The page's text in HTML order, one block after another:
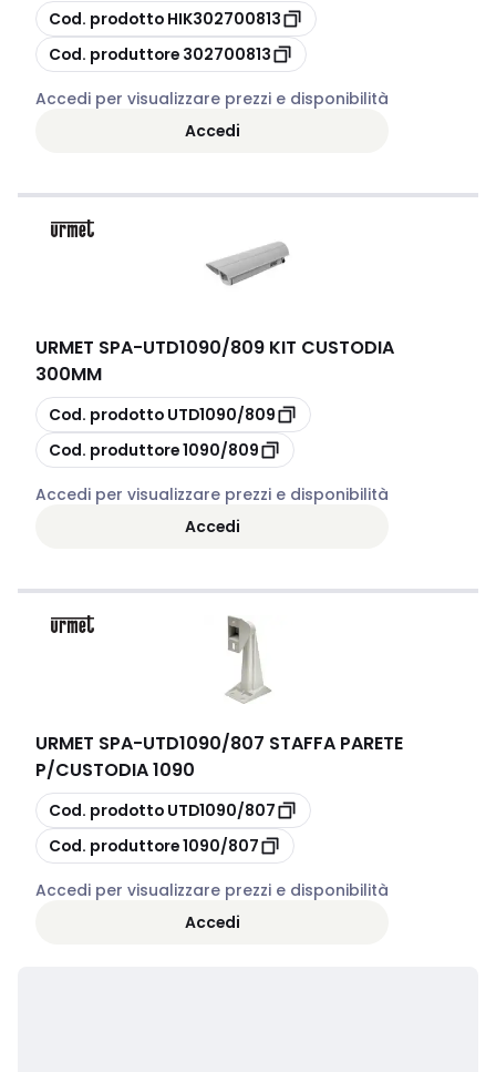
copia
Cod. prodotto HIK302700813
copia
Cod. produttore 302700813
Accedi per visualizzare prezzi e disponibilità
Accedi
URMET SPA-UTD1090/809 KIT CUSTODIA
300MM
copia
Cod. prodotto UTD1090/809
copia
Cod. produttore1090/809
Accedi per visualizzare prezzi e disponibilità
Accedi
URMET SPA-UTD1090/807 STAFFA PARETE
P/CUSTODIA 1090
copia
Cod. prodotto UTD1090/807
copia
Cod. produttore1090/807
Accedi per visualizzare prezzi e disponibilità
Accedi